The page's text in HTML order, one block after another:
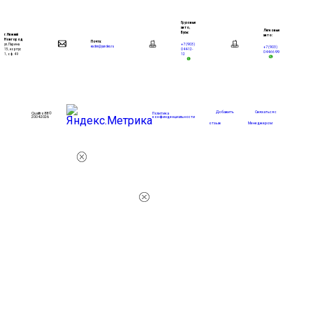
г. Нижний
Новгород
ул. Ларина
15, корпус
1, оф. 49
Почта:
eadnn@yandex.ru
Грузовые
авто,
Бусы:
+7 (903)
044-12-
12
Легковые
авто:
+7 (903)
044-66-99
Quattro88 ©
2004-2026
Политика
конфинденциальности
Добавить
отзыв
Связаться с
Менеджером